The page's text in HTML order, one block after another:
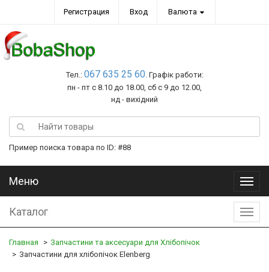
Регистрация Вход Валюта
Тел.: 067 635 25 60. Графік работи:
пн - пт с 8.10 до 18.00, сб с 9 до 12.00,
нд - вихідний
Пример поиска товара по ID: #88
Меню
Меню
Каталог
Главная
Запчастини та аксесуари для Хлібопічок
Запчастини для хлібопічок Elenberg